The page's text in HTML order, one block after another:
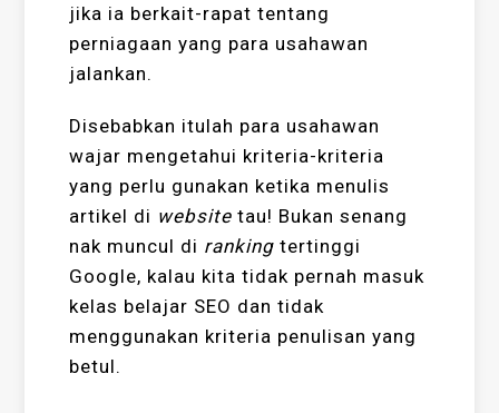
jika ia berkait-rapat tentang
perniagaan yang para usahawan
jalankan.
Disebabkan itulah para usahawan
wajar mengetahui kriteria-kriteria
yang perlu gunakan ketika menulis
artikel di website tau! Bukan senang
nak muncul di ranking tertinggi
Google, kalau kita tidak pernah masuk
kelas belajar SEO dan tidak
menggunakan kriteria penulisan yang
betul.